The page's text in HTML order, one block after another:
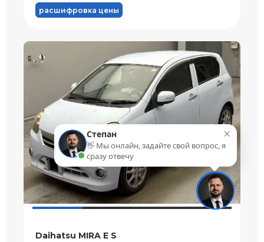
расшифровка цены
Daihatsu MIRA E S
×
Степан
👋 Мы онлайн, задайте свой вопрос, я
сразу отвечу